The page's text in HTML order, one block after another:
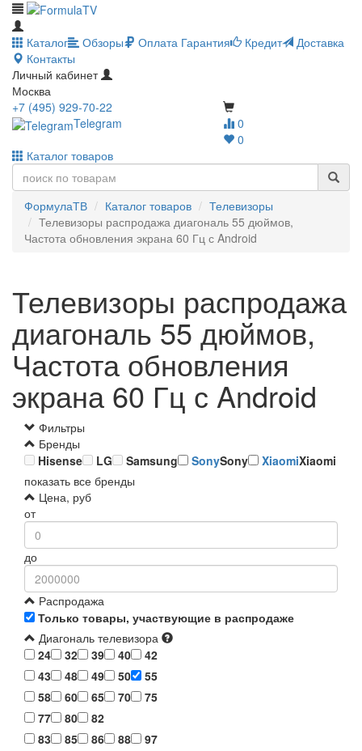
Каталог Обзоры Оплата Гарантия Кредит
Доставка
Контакты
Личный кабинет
Москва
0
0
+7 (495) 929-70-22
Telegram
Каталог товаров
ФормулаТВ Каталог товаров
Телевизоры
Телевизоры распродажа диагональ 55 дюймов,
Частота обновления экрана 60 Гц с Android
Телевизоры распродажа
диагональ 55 дюймов,
Частота обновления
экрана 60 Гц с Android
Фильтры
Бренды
Hisense
LG Samsung SonySony XiaomiXiaomi
показать все бренды
Цена, руб
от
до
Распродажа
Только товары, участвующие в распродаже
Диагональ телевизора
24
32 39 40
42
43
48 49 50
55
58
60 65 70
75
77
80
82
83
85 86 88
97